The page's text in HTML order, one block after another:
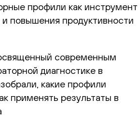
профили как инструмент
повышения продуктивности
современным
диагностике в
какие профили
применять результаты в